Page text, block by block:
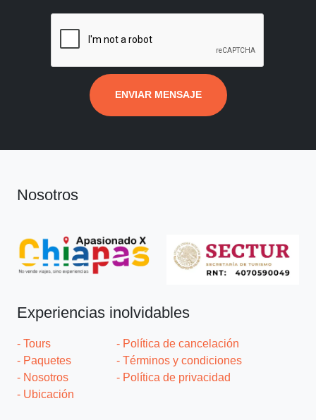
ENVIAR MENSAJE
Nosotros
Experiencias inolvidables
- Tours
- Paquetes
- Nosotros
- Ubicación
- Política de cancelación
- Términos y condiciones
- Política de privacidad